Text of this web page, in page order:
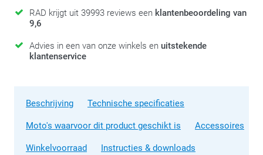
RAD krijgt uit 39993 reviews een klantenbeoordeling van
9,6
Advies in een van onze winkels en uitstekende
klantenservice
Beschrijving Technische specificaties
Moto's waarvoor dit product geschikt is Accessoires
Winkelvoorraad Instructies & downloads